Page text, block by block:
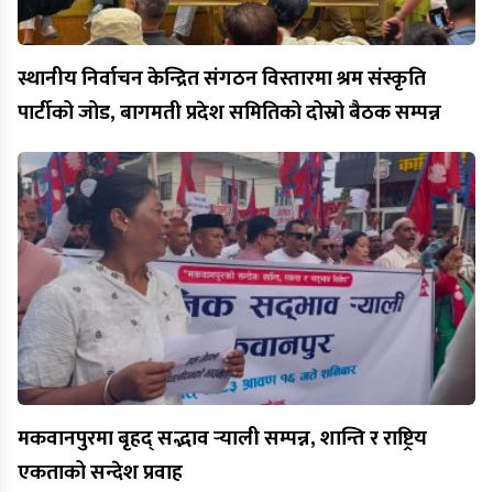
स्थानीय निर्वाचन केन्द्रित संगठन विस्तारमा श्रम संस्कृति
पार्टीको जोड, बागमती प्रदेश समितिको दोस्रो बैठक सम्पन्न
मकवानपुरमा बृहद् सद्भाव र्‍याली सम्पन्न, शान्ति र राष्ट्रिय
एकताको सन्देश प्रवाह